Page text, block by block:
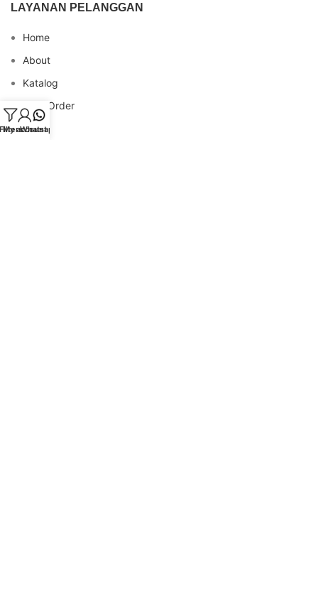
LAYANAN PELANGGAN
Home
About
Katalog
Cara Order
Blog
My account
Whatsapp